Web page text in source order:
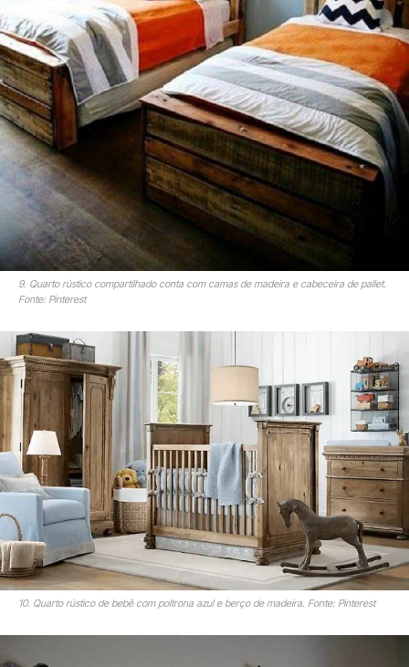
9. Quarto rústico compartilhado conta com camas de madeira e cabeceira de pallet.
Fonte: Pinterest
10. Quarto rústico de bebê com poltrona azul e berço de madeira. Fonte: Pinterest